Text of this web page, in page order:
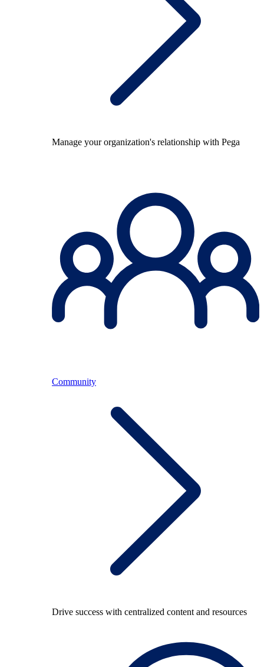
Manage your organization's relationship with Pega
Community
Drive success with centralized content and resources